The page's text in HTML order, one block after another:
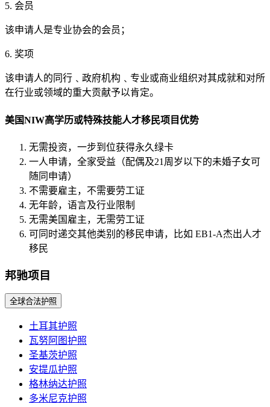
5. 会员
该申请人是专业协会的会员；
6. 奖项
该申请人的同行﹑政府机构﹑专业或商业组织对其成就和对所
在行业或领域的重大贡献予以肯定。
美国NIW高学历或特殊技能人才移民项目优势
无需投资，一步到位获得永久绿卡
一人申请，全家受益（配偶及21周岁以下的未婚子女可
随同申请）
不需要雇主，不需要劳工证
无年龄，语言及行业限制
无需美国雇主，无需劳工证
可同时递交其他类别的移民申请，比如 EB1-A杰出人才
移民
邦驰项目
全球合法护照
土耳其护照
瓦努阿图护照
圣基茨护照
安提瓜护照
格林纳达护照
多米尼克护照